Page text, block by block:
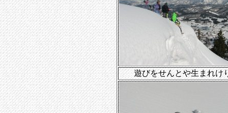
遊びをせんとや生まれけ